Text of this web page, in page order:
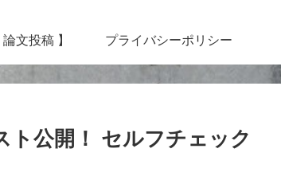
論文投稿 】 プライバシーポリシー
ト公開！ セルフチェック